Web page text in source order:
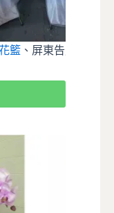
別式花籃